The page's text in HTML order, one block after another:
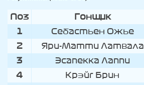
Поз Гонщик
1
Себастьен Ожье
2
Яри-Матти Латвала
3
Эсапекка Лаппи
4
Крэйг Брин